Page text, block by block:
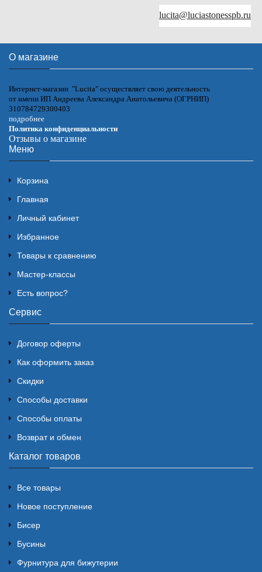
lucita@luciastonesspb.ru
О магазине
Интернет-магазин "Lucita" осуществляет свою деятельность
от имени ИП Андреева Александра Анатольевича (ОГРНИП)
310784729300403
подробнее
Политика конфиденциальности
Отзывы о магазине
Меню
Корзина
Главная
Личный кабинет
Избранное
Товары к сравнению
Мастер-классы
Есть вопрос?
Сервис
Договор оферты
Как оформить заказ
Скидки
Способы доставки
Способы оплаты
Возврат и обмен
Каталог товаров
Все товары
Новое поступление
Бисер
Бусины
Фурнитура для бижутерии